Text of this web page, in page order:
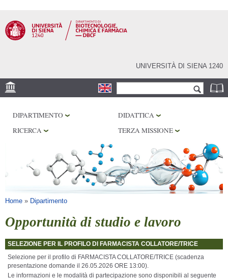
contenuto
principale
UNIVERSITÀ DI SIENA 1240
Form di ricerca
CENTRI DI RICERCA
BIBLIOTECHE
DIPARTIMENTO
DIDATTICA
RICERCA
TERZA MISSIONE
Tu sei qui
Home » Dipartimento
Opportunità di studio e lavoro
SELEZIONE PER IL PROFILO DI FARMACISTA COLLATORE/TRICE
Selezione per il profilo di FARMACISTA COLLATORE/TRICE (scadenza
presentazione domande il 26.05.2026 ORE 13:00).
Le informazioni e le modalità di partecipazione sono disponibili al seguente